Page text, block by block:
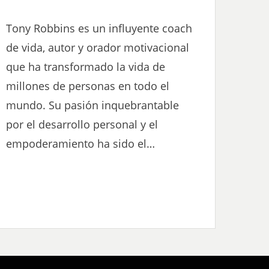
Tony Robbins es un influyente coach
de vida, autor y orador motivacional
que ha transformado la vida de
millones de personas en todo el
mundo. Su pasión inquebrantable
por el desarrollo personal y el
empoderamiento ha sido el…